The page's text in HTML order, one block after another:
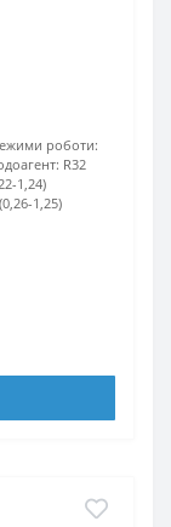
роботи:
R32
1,24)
1,25)